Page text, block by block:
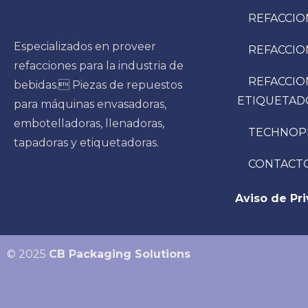
Especializados en proveer
refacciones para la industria de
bebidas. Piezas de repuestos
para máquinas envasadoras,
embotelladoras, llenadoras,
tapadoras y etiquetadoras.
Aviso de
© 2025 CB Packaging Solutions